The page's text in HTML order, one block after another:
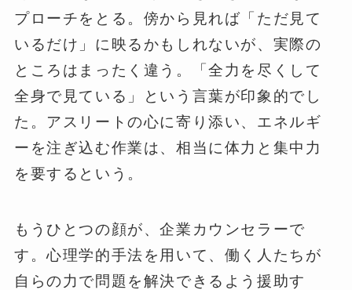
プローチをとる。傍から見れば「ただ見て
いるだけ」に映るかもしれないが、実際の
ところはまったく違う。「全力を尽くして
全身で見ている」という言葉が印象的でし
た。アスリートの心に寄り添い、エネルギ
ーを注ぎ込む作業は、相当に体力と集中力
を要するという。
もうひとつの顔が、企業カウンセラーで
す。心理学的手法を用いて、働く人たちが
自らの力で問題を解決できるよう援助す